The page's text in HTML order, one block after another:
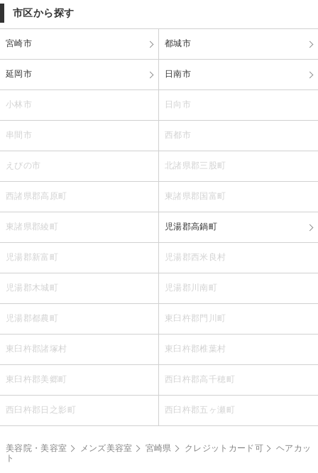
市区から探す
宮崎市 都城市
延岡市 日南市
小林市 日向市
串間市 西都市
えびの市 北諸県郡三股町
西諸県郡高原町 東諸県郡国富町
東諸県郡綾町 児湯郡高鍋町
児湯郡新富町 児湯郡西米良村
児湯郡木城町 児湯郡川南町
児湯郡都農町 東臼杵郡門川町
東臼杵郡諸塚村 東臼杵郡椎葉村
東臼杵郡美郷町 西臼杵郡高千穂町
西臼杵郡日之影町 西臼杵郡五ヶ瀬町
美容院・美容室 メンズ美容室 宮崎県 クレジットカード可
ヘアカッ
ト